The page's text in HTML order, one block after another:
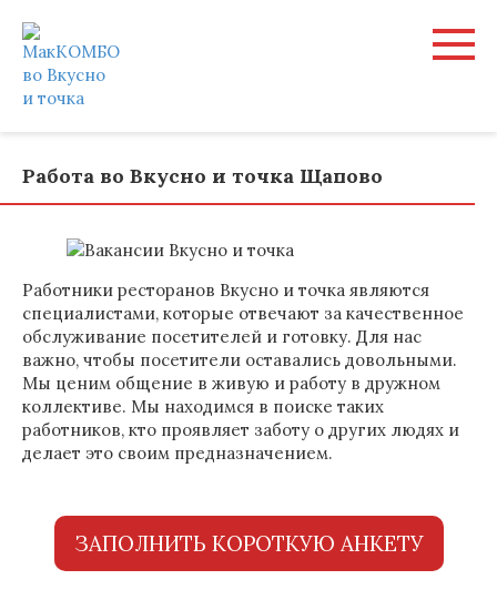
контенту
Работа во Вкусно и точка Щапово
Работники ресторанов Вкусно и точка являются
специалистами, которые отвечают за качественное
обслуживание посетителей и готовку. Для нас
важно, чтобы посетители оставались довольными.
Мы ценим общение в живую и работу в дружном
коллективе. Мы находимся в поиске таких
работников, кто проявляет заботу о других людях и
делает это своим предназначением.
ЗАПОЛНИТЬ КОРОТКУЮ АНКЕТУ